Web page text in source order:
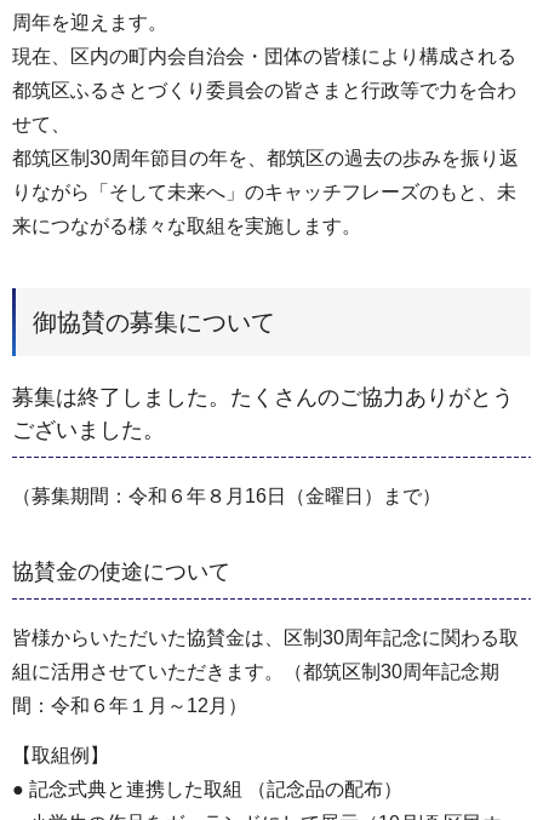
周年を迎えます。
現在、区内の町内会自治会・団体の皆様により構成される
都筑区ふるさとづくり委員会の皆さまと行政等で力を合わ
せて、
都筑区制30周年節目の年を、都筑区の過去の歩みを振り返
りながら「そして未来へ」のキャッチフレーズのもと、未
来につながる様々な取組を実施します。
御協賛の募集について
募集は終了しました。たくさんのご協力ありがとう
ございました。
（募集期間：令和６年８月16日（金曜日）まで）
協賛金の使途について
皆様からいただいた協賛金は、区制30周年記念に関わる取
組に活用させていただきます。（都筑区制30周年記念期
間：令和６年１月～12月）
【取組例】
● 記念式典と連携した取組 （記念品の配布）